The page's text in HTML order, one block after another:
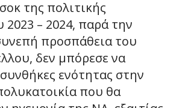
της πολιτικής
2023 – 2024, παρά την
προσπάθεια του
δεν μπόρεσε να
ενότητας στην
που θα